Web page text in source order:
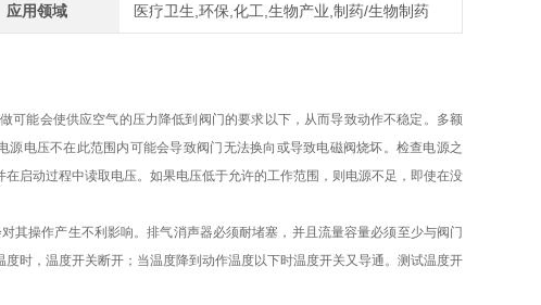
应用领域 医疗卫生,环保,化工,生物产业,制药/生物制药
能会使供应空气的压力降低到阀门的要求以下，从而导致动作不稳定。多额
电压不在此范围内可能会导致阀门无法换向或导致电磁阀烧坏。检查电源之
启动过程中读取电压。如果电压低于允许的工作范围，则电源不足，即使在没
其操作产生不利影响。排气消声器必须耐堵塞，并且流量容量必须至少与阀门
时，温度开关断开；当温度降到动作温度以下时温度开关又导通。测试温度开